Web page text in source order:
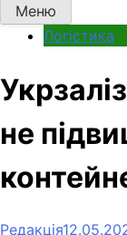
Меню
Логістика
не
Редакція